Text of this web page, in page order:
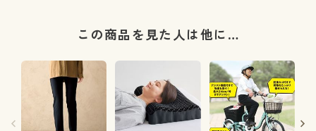
この商品を見た人は他に…